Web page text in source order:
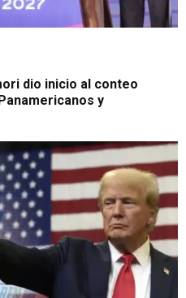
dio inicio al conteo
y